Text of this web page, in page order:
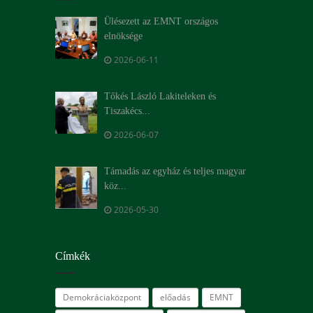
Ülésezett az EMNT országos
elnöksége
2026-06-11
Tőkés László Lakiteleken és
Tiszakécs...
2026-06-07
Támadás az egyház és teljes magyar
köz...
2026-05-30
Címkék
Demokráciaközpont előadás EMNT